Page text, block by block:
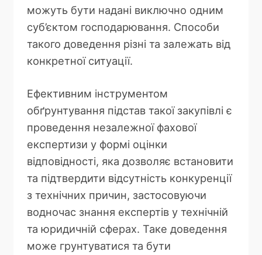
можуть бути надані виключно одним
суб’єктом господарювання. Способи
такого доведення різні та залежать від
конкретної ситуації.
Ефективним інструментом
обґрунтування підстав такої закупівлі є
проведення незалежної фахової
експертизи у формі оцінки
відповідності, яка дозволяє встановити
та підтвердити відсутність конкуренції
з технічних причин, застосовуючи
водночас знання експертів у технічній
та юридичній сферах. Таке доведення
може грунтуватися та бути